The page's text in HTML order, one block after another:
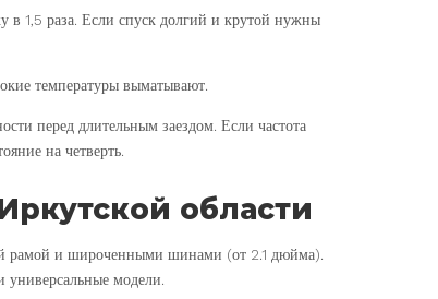
в 1,5 раза. Если спуск долгий и крутой нужны
температуры выматывают.
перед длительным заездом. Если частота
на четверть.
области
рамой и широченными шинами (от 2.1 дюйма).
модели.